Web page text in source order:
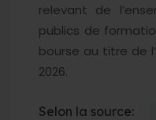
relevant de
publics de
bourse au titre de
2026.
Selon la source: